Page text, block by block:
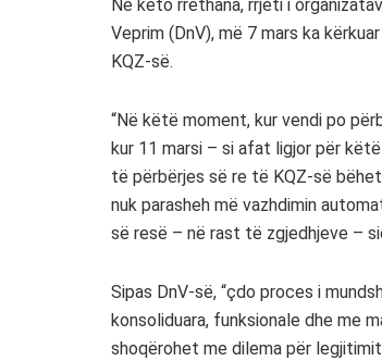
Në këto rrethana, rrjeti i
Veprim (DnV), më 7 mars ka
KQZ-së.
“Në këtë moment, kur vendi po
kur 11 marsi – si afat ligjor për
të përbërjes së re të KQZ-së
nuk parasheh më vazhdimin
së resë – në rast të zgjedhjeve –
Sipas DnV-së, “çdo proces i
konsoliduara, funksionale dhe me
shoqërohet me dilema për